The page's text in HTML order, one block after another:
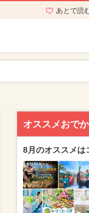
あとで読
オススメおで
8月のオススメは